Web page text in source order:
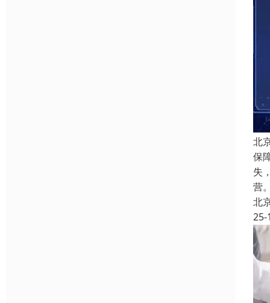
北
保
失
营
北
25-